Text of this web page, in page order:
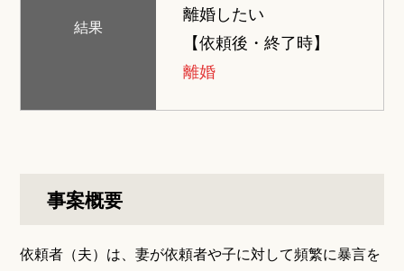
結果
離婚したい
【依頼後・終了時】
離婚
事案概要
依頼者（夫）は、妻が依頼者や子に対して頻繁に暴言を